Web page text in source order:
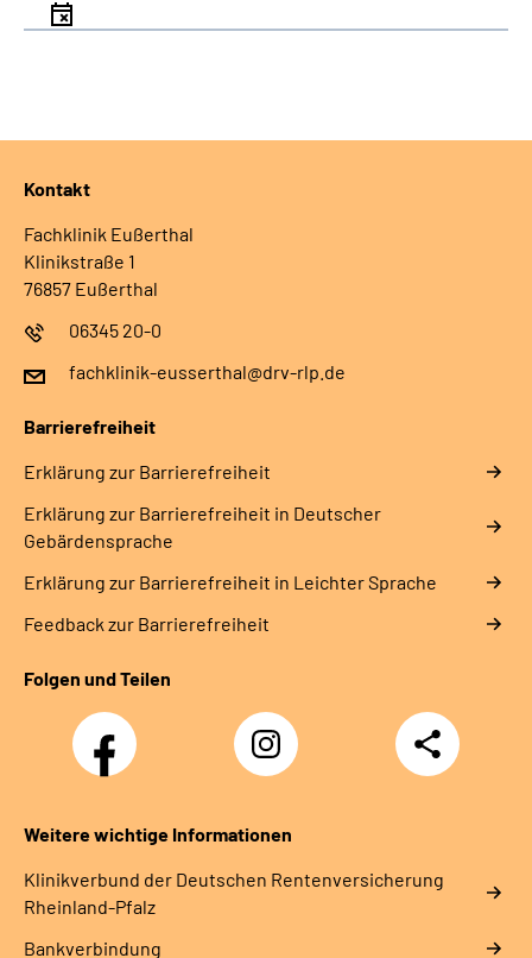
Kontakt
Fachklinik Eußerthal
Klinikstraße 1
76857 Eußerthal
06345 20-0
fachklinik-eusserthal@drv-rlp.de
Barrierefreiheit
Erklärung zur Barrierefreiheit
Erklärung zur Barrierefreiheit in Deutscher
Gebärdensprache
Erklärung zur Barrierefreiheit in Leichter Sprache
Feedback zur Barrierefreiheit
Folgen und Teilen
Facebook
Instagram
DRV
Nachwuchskräfte
Teilen
Weitere wichtige Informationen
Klinikverbund der Deutschen Rentenversicherung
Rheinland-Pfalz
Bankverbindung